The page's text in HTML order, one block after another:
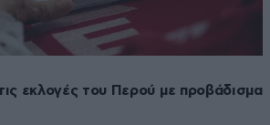
εκλογές του Περού με προβάδισμα